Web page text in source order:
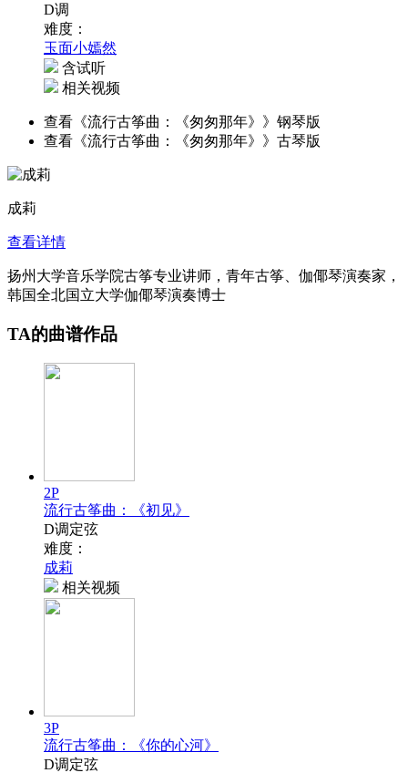
D调
难度：
玉面小嫣然
含试听
相关视频
查看《流行古筝曲：《匆匆那年》》钢琴版
查看《流行古筝曲：《匆匆那年》》古琴版
成莉
查看详情
扬州大学音乐学院古筝专业讲师，青年古筝、伽倻琴演奏家，
韩国全北国立大学伽倻琴演奏博士
TA的曲谱作品
2P
流行古筝曲：《初见》
D调定弦
难度：
成莉
相关视频
3P
流行古筝曲：《你的心河》
D调定弦